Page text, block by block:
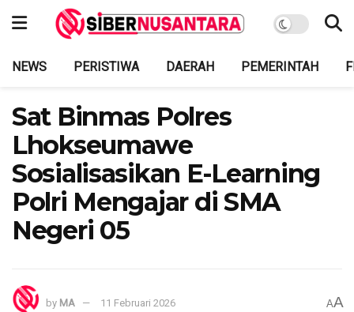
NEWS PERISTIWA DAERAH PEMERINTAH
Sat Binmas Polres
Lhokseumawe
Sosialisasikan E-Learning
Polri Mengajar di SMA
Negeri 05
by MA 11 Februari 2026 AA